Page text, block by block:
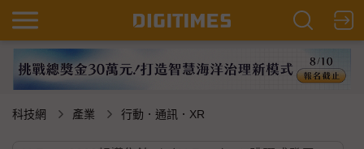
科技網 產業 行動．通訊．XR